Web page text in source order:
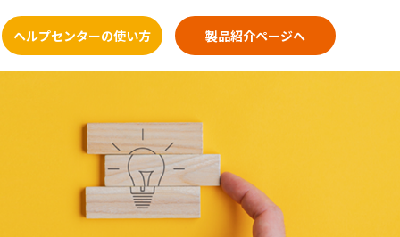
ヘルプセンターの使い方 製品紹介ページへ